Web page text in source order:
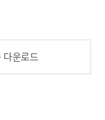
다운로드